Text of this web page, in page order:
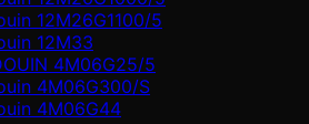
12M26G1100/5
12M33
4M06G25/5
4M06G300/S
4M06G44